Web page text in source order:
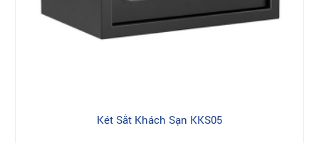
Két Sắt Khách Sạn KKS05